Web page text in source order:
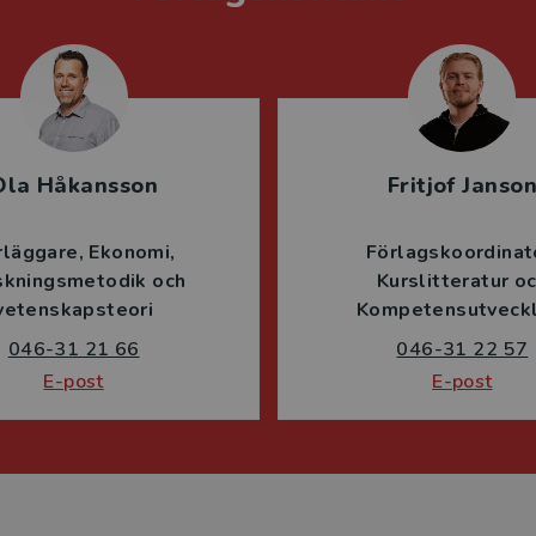
Håkansson
Ekonomi
och
046-31 21 66
E-post
Fritjof Janson
Kurslitteratur
046-31 22 57
E-post